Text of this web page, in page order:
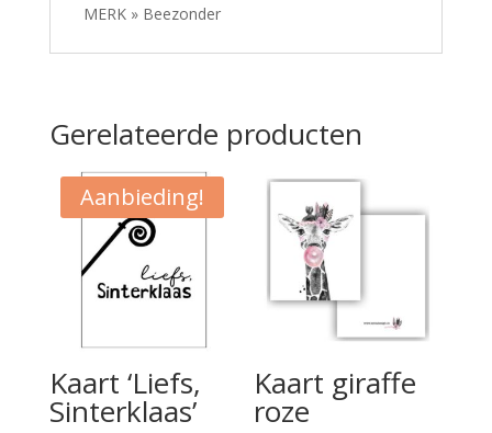
MERK » Beezonder
Gerelateerde producten
Aanbieding!
Kaart ‘Liefs,
Sinterklaas’
Kaart giraffe
roze